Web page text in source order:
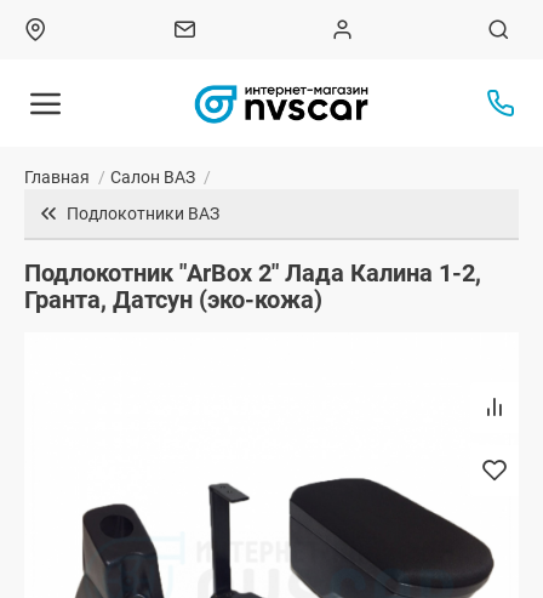
Главная / Салон ВАЗ /
Подлокотники ВАЗ
Подлокотник "ArBox 2" Лада Калина 1-2,
Гранта, Датсун (эко-кожа)